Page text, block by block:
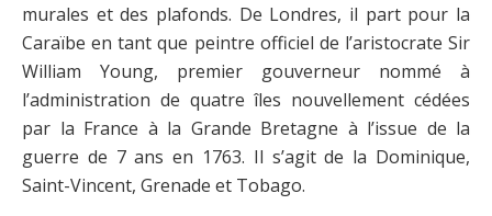
murales et des plafonds. De Londres, il part pour la
Caraïbe en tant que peintre officiel de l’aristocrate Sir
William Young, premier gouverneur nommé à
l’administration de quatre îles nouvellement cédées
par la France à la Grande Bretagne à l’issue de la
guerre de 7 ans en 1763. Il s’agit de la Dominique,
Saint-Vincent, Grenade et Tobago.